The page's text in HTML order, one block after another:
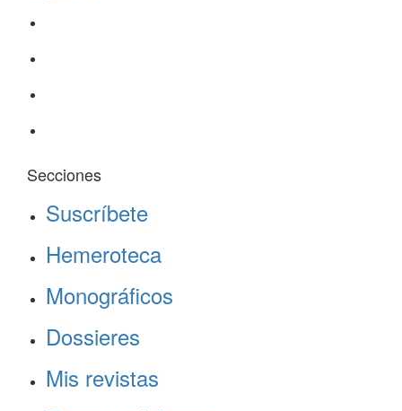
Secciones
Suscríbete
Hemeroteca
Monográficos
Dossieres
Mis revistas